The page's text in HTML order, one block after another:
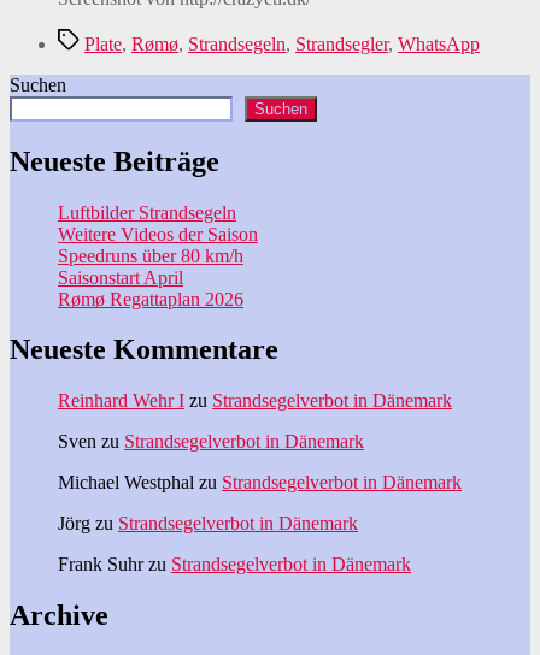
Schlagwörter
Plate, Rømø, Strandsegeln, Strandsegler, WhatsApp
Suchen
Suchen
Neueste Beiträge
Luftbilder Strandsegeln
Weitere Videos der Saison
Speedruns über 80 km/h
Saisonstart April
Rømø Regattaplan 2026
Neueste Kommentare
Reinhard Wehr I zu Strandsegelverbot in Dänemark
Sven zu Strandsegelverbot in Dänemark
Michael Westphal zu Strandsegelverbot in Dänemark
Jörg zu Strandsegelverbot in Dänemark
Frank Suhrzu Strandsegelverbot in Dänemark
Archive